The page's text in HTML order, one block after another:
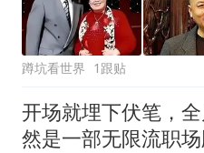
蹲坑看世界 1跟贴
开场就埋下伏笔，
然是一部无限流职